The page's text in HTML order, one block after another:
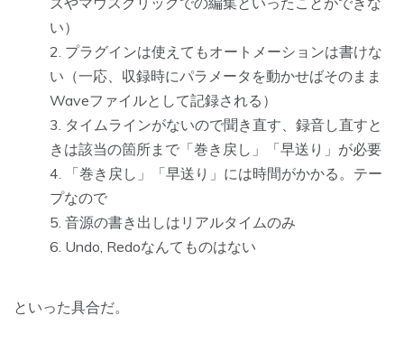
い）
プラグインは使えてもオートメーションは書けな
い（一応、収録時にパラメータを動かせばそのまま
Waveファイルとして記録される）
タイムラインがないので聞き直す、録音し直すと
きは該当の箇所まで「巻き戻し」「早送り」が必要
「巻き戻し」「早送り」には時間がかかる。テー
プなので
音源の書き出しはリアルタイムのみ
Undo, Redoなんてものはない
といった具合だ。